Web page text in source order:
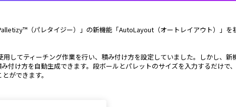
（パレタイジー）」の新機能「AutoLayout（オートレイアウト）」を
付け方を自動生成できます。段ボールとパレットのサイズを入力するだけで
ができます。